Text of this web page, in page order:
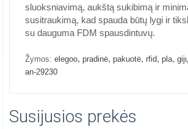
sluoksniavimą, aukštą sukibimą ir
susitraukimą, kad spauda būtų lygi ir
su dauguma FDM spausdintuvų.
Žymos: elegoo, pradinė, pakuotė, rfid, pla,
an-29230
Susijusios prekės